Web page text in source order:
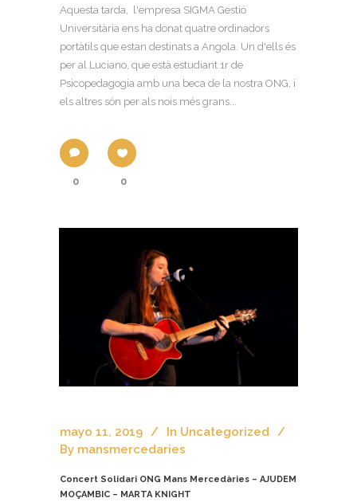
Aquesta tarda, l'empresa SIGMA Gestió
Universitària ens ha donat quatre ordinadors
portàtils que estan destinats a Angola. Un d'ells és
per al Luciano, que està estudiant 1r de
Psicopedagogia amb una beca de la nostra ONG, i
els altres són per als nois més grans...
0 0
mayo 11, 2019 In Uncategorized
By mansmercedaries
Concert Solidari ONG Mans Mercedàries – AJUDEM
MOÇAMBIC – MARTA KNIGHT